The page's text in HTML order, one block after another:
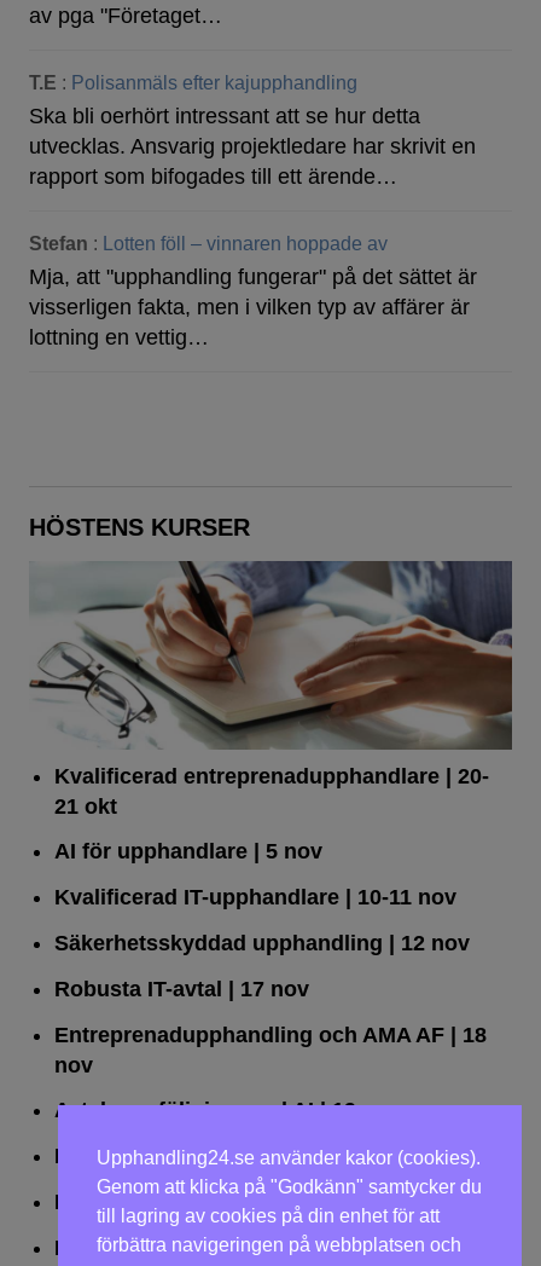
av pga "Företaget…
T.E : Polisanmäls efter kajupphandling
Ska bli oerhört intressant att se hur detta
utvecklas. Ansvarig projektledare har skrivit en
rapport som bifogades till ett ärende…
Stefan : Lotten föll – vinnaren hoppade av
Mja, att "upphandling fungerar" på det sättet är
visserligen fakta, men i vilken typ av affärer är
lottning en vettig…
HÖSTENS KURSER
Kvalificerad entreprenad­upphandlare | 20-
21 okt
AI för upphandlare| 5 nov
Kvalificerad IT-upphandlare| 10-11 nov
Säkerhetsskyddad upphandling | 12 nov
Robusta IT-avtal | 17 nov
Entreprenadupphandling och AMA AF| 18
nov
Avtalsuppföljning med AI| 19 nov
Leda upphandlingar effektivt| 25 nov
Dialogförfaranden | 26 nov
LOU på två dagar| 2-3 dec
Upphandling24.se använder kakor (cookies).
Genom att klicka på "Godkänn" samtycker du
till lagring av cookies på din enhet för att
förbättra navigeringen på webbplatsen och